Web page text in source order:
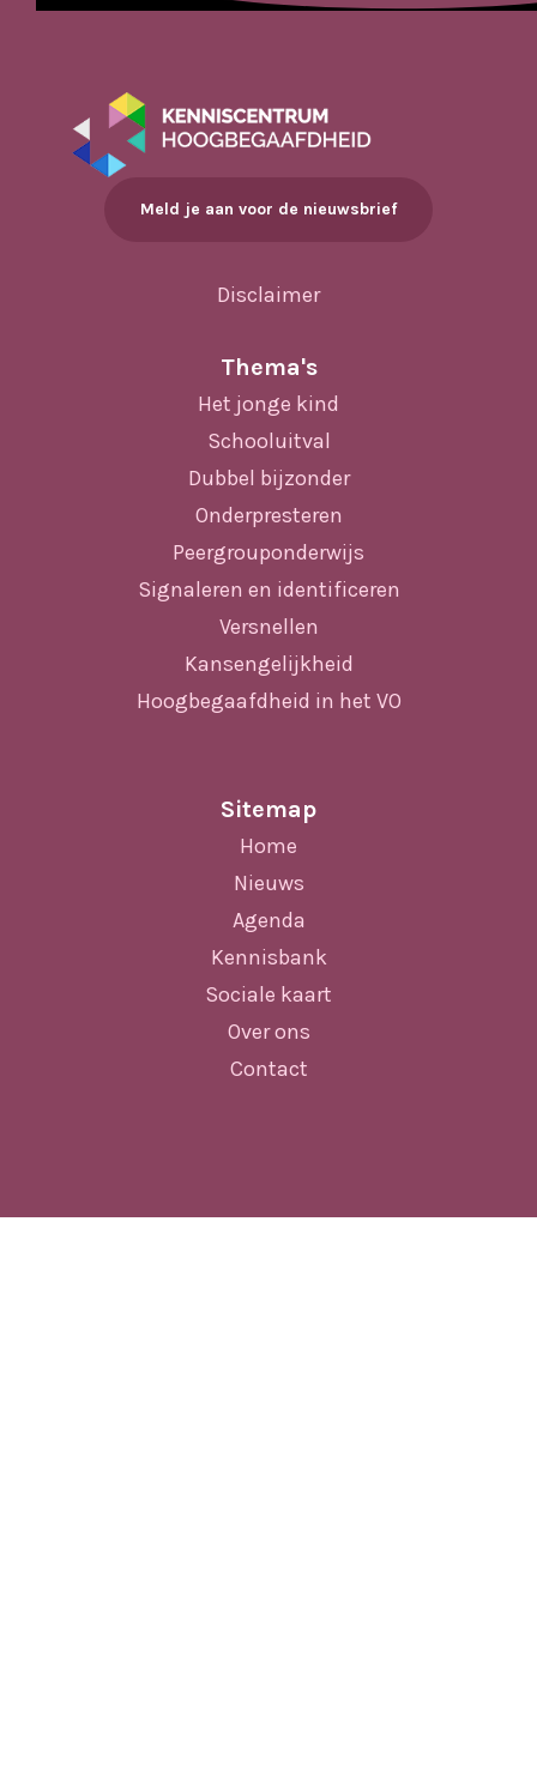
Meld je aan voor de nieuwsbrief
Disclaimer
Thema's
Het jonge kind
Schooluitval
Dubbel bijzonder
Onderpresteren
Peergrouponderwijs
Signaleren en identificeren
Versnellen
Kansengelijkheid
Hoogbegaafdheid in het VO
Sitemap
Home
Nieuws
Agenda
Kennisbank
Sociale kaart
Over ons
Contact